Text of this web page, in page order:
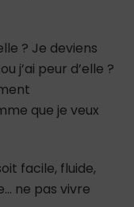
? Je deviens
j’ai peur d’elle ?
que je veux
facile, fluide,
ne pas vivre